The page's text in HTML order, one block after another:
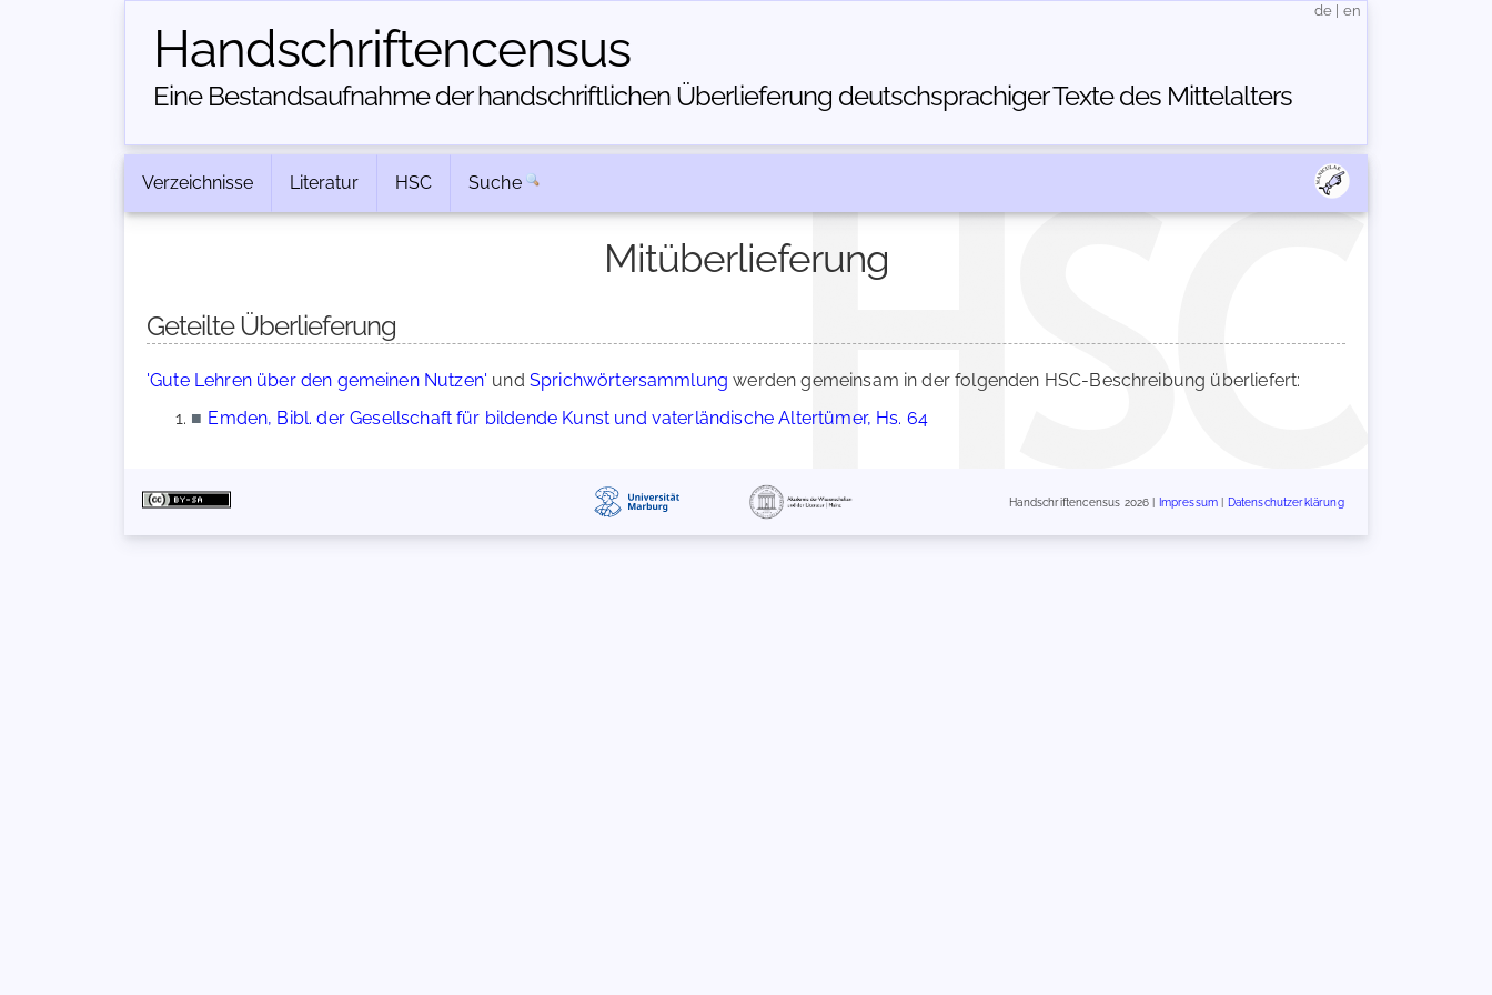
Handschriften­census
Eine Bestandsaufnahme der handschriftlichen Über­lieferung deutschsprachiger Texte des Mittelalters
de en
Verzeichnisse Literatur HSC Suche
Mitüberlieferung
Geteilte Überlieferung
'Gute Lehren über den gemeinen Nutzen' und Sprichwörtersammlung werden gemeinsam in der folgenden HSC-Beschreibung überliefert:
■ Emden, Bibl. der Gesellschaft für bildende Kunst und vaterländische Altertümer, Hs. 64
Handschriftencensus 2026 | Impressum Datenschutzerklärung